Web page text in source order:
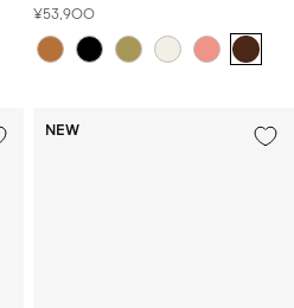
セ
ー
ル
¥53,900
NEW